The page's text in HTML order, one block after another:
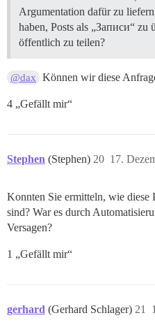
Argumentation dafür zu
haben, Posts als „Записи“ zu
öffentlich zu teilen?
@dax Können wir diese
4 „Gefällt mir“
Stephen (Stephen) 17.
20
Konnten Sie ermitteln, wie diese
sind? War es durch
Versagen?
1 „Gefällt mir“
gerhard (Gerhard Schlager) 21